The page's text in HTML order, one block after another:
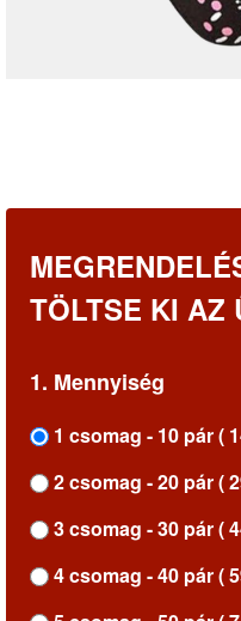
TÖLTSE KI AZ
1. Mennyiség
1 csomag - 10 pár (
2 csomag - 20 pár (
3 csomag - 30 pár (
4 csomag - 40 pár (